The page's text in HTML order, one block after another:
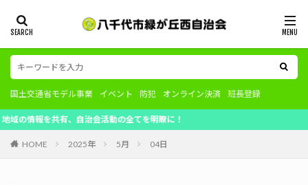
国土交通省モデル事業 イベント 防犯 オンライン決済 班長登録
報を共有、自治会活動の全てを明瞭に！
HOME 2025年 5月 04日